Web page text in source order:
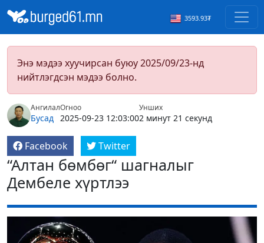
3593.93₮
Энэ мэдээ хуучирсан буюу 2025/09/23-нд
нийтлэгдсэн мэдээ болно.
Ангилал
Бусад
Огноо
2025-09-23 12:03:00
Унших
2 минут 21 секунд
Facebook Twitter
“Алтан бөмбөг“ шагналыг
Дембеле хүртлээ